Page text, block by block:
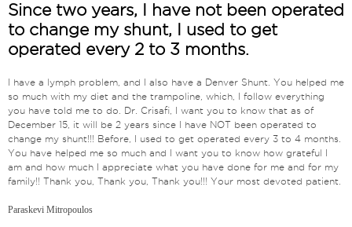
Since two years, I have not been operated
to change my shunt, I used to get
operated every 2 to 3 months.
I have a lymph problem, and I also have a Denver Shunt. You helped me
so much with my diet and the trampoline, which, I follow everything
you have told me to do. Dr. Crisafi, I want you to know that as of
December 15, it will be 2 years since I have NOT been operated to
change my shunt!!! Before, I used to get operated every 3 to 4 months.
You have helped me so much and I want you to know how grateful I
am and how much I appreciate what you have done for me and for my
family!! Thank you, Thank you, Thank you!!! Your most devoted patient.
Paraskevi Mitropoulos